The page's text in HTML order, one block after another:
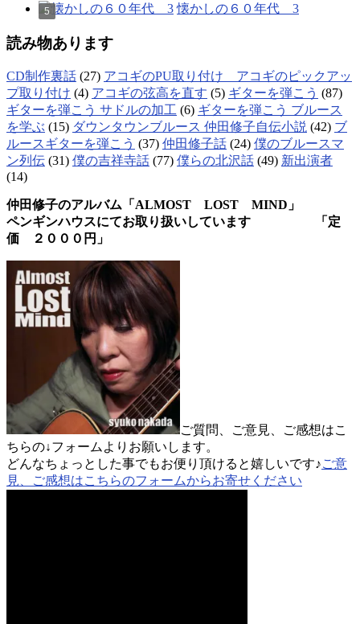
懐かしの６０年代 3
読み物あります
CD制作裏話 (27) アコギのPU取り付け アコギのピックアッ
プ取り付け (4) アコギの弦高を直す (5) ギターを弾こう (87)
ギターを弾こう サドルの加工 (6) ギターを弾こう ブルース
を学ぶ (15) ダウンタウンブルース 仲田修子自伝小説 (42) ブ
ルースギターを弾こう (37) 仲田修子話 (24) 僕のブルースマ
ン列伝 (31) 僕の吉祥寺話 (77) 僕らの北沢話 (49) 新出演者
(14)
仲田修子のアルバム「ALMOST LOST MIND」
ペンギンハウスにてお取り扱いしています 「定
価 ２０００円」
ご質問、ご意見、ご感想はこ
ちらの↓フォームよりお願いします。
どんなちょっとした事でもお便り頂けると嬉しいです♪ご意
見、ご感想はこちらのフォームからお寄せください